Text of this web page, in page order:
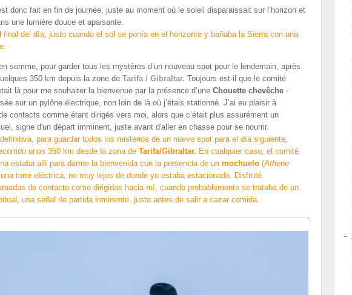
donc fait en fin de journée, juste au moment où le soleil disparaissait sur l’horizon et
une lumière douce et apaisante.
final del día, justo cuando el sol se ponía en el horizonte y bañaba la Sierra con una
somme, pour garder tous les mystères d’un nouveau spot pour le lendemain, après
350 km depuis la zone de Tarifa / Gibraltar. Toujours est-il que le comité
là pour me souhaiter la bienvenue par la présence d’une Chouette chevêche -
sur un pylône électrique, non loin de là où j’étais stationné. J’ai eu plaisir à
contacts comme étant dirigés vers moi, alors que c’était plus assurément un
signe d'un départ imminent, juste avant d'aller en chasse pour se nourrir.
para guardar todos los misterios de un nuevo spot para el día siguiente,
unos 350 km desde la zona de Tarifa/Gibraltar. En cualquier caso, el comité
estaba allí para darme la bienvenida con la presencia de un mochuelo (Athene
torre eléctrica, no muy lejos de donde yo estaba estacionado. Disfruté
de contacto como dirigidas hacia mí, cuando probablemente se trataba de un
una señal de partida inminente, justo antes de salir a cazar comida.